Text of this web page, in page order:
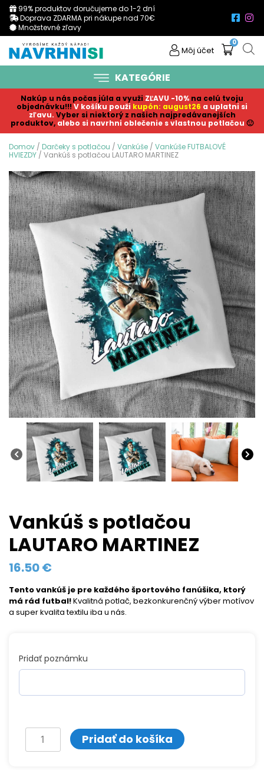
99% produktov doručujeme do 1-2 dní
Doprava ZDARMA pri nákupe nad 70€
Množstevné zľavy
Môj účet
0
KATEGÓRIE
Nakúp u nás počas júla a využi ZĽAVU -10% na celú tvoju
objednávku!!! V košíku použi kupón: august26 a uplatni si
zľavu. Vyber si niektorý z našich najpredávanejších
produktov, alebo si navrhni oblečenie s vlastnou potlačou 🙂
Domov / Darčeky s potlačou / Vankúše / Vankúše FUTBALOVÉ
HVIEZDY / Vankúš s potlačou LAUTARO MARTINEZ
Vankúš s potlačou
LAUTARO MARTINEZ
16.50€
Tento vankúš je pre každého športového fanúšika, ktorý
má rád futbal!Kvalitná potlač, bezkonkurenčný výber motívov
a super kvalita textilu iba u nás.
Pridať poznámku
množstvo
Vankúš
Pridať do košíka